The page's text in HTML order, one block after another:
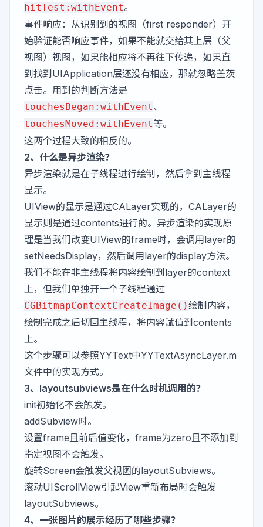
hitTest:withEvent。
事件响应：从识别到的视图（first responder）开
始验证能否响应事件，如果不能就交给其上层（父
视图）视图，如果能相应将不再往下传递，如果直
到找到UIApplication层还没有相应，那就忽略盖茨
点击。用到的判断方法是
touchesBegan:withEvent、
touchesMoved:withEvent等。
这两个过程大致的相反的。
2、什么是异步渲染？
异步渲染就是在子线程进行绘制，然后拿到主线程
显示。
UIView的显示是通过CALayer实现的，CALayer的
显示则是通过contents进行的。异步渲染的实现原
理是当我们改变UIView的frame时，会调用layer的
setNeedsDisplay，然后调用layer的display方法。
我们不能在非主线程将内容绘制到layer的context
上，但我们单独开一个子线程通过
CGBitmapContextCreateImage()绘制内容，
绘制完成之后切回主线程，将内容赋值到contents
上。
这个步骤可以参照YYText中YYTextAsyncLayer.m
文件中的实现方式。
3、layoutsubviews是在什么时机调用的？
init初始化不会触发。
addSubview时。
设置frame且前后值变化，frame为zero且不添加到
指定视图不会触发。
旋转Screen会触发父视图的layoutSubviews。
滚动UIScrollView引起View重新布局时会触发
layoutSubviews。
4、一张图片的展示经历了哪些步骤？